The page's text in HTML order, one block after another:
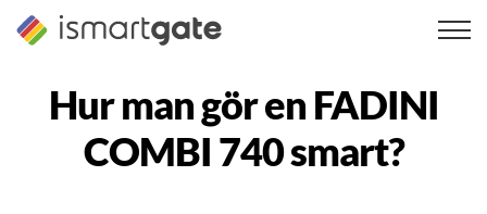
Hoppa
till
Hur man gör en FADINI
COMBI 740smart?